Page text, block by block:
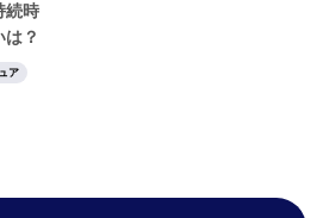
続時
？
ア